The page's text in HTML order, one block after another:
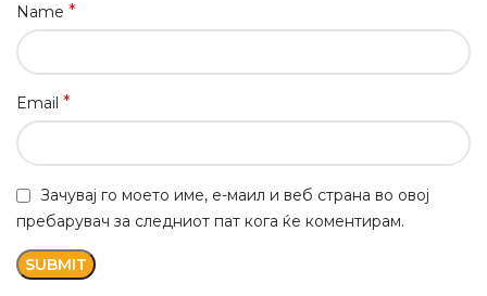
Name *
Email *
Зачувај го моето име, е-маил и веб страна во овој
пребарувач за следниот пат кога ќе коментирам.